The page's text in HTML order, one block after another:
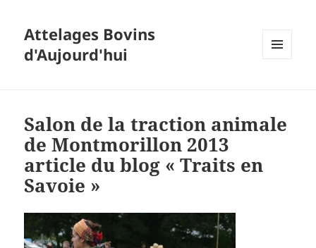
Attelages Bovins
d'Aujourd'hui
Salon de la traction animale
de Montmorillon 2013
article du blog « Traits en
Savoie »